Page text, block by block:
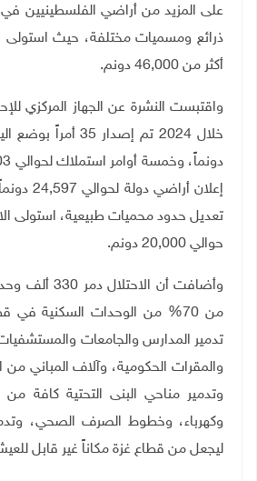
على المزيد من أراضي الفلسطينيين
أكثر من 46,000 دونم
.
واقتبست النشرة عن الجهاز المركزي
تعديل حدود محميات طبيعية، استولى
حوالي 20,000 دونم
.
وأضافت أن
من 70% من الوحدات السكنية في
تدمير المدارس والجامعات
والمقرات الحكومية، وآلاف المباني من
وتدمير مناحي البنى التحتية كافة
وكهرباء، وخطوط الصرف الصحي،
ليجعل من قطاع غزة مكاناً غير قابل